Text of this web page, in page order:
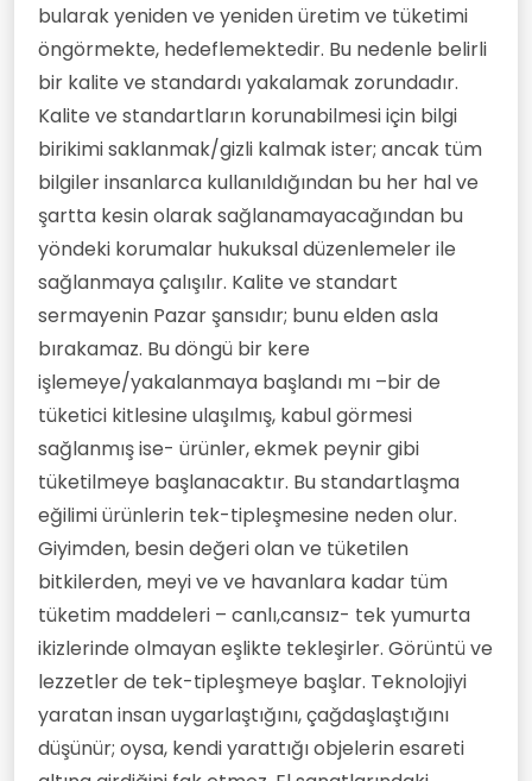
bularak yeniden ve yeniden üretim ve tüketimi
öngörmekte, hedeflemektedir. Bu nedenle belirli
bir kalite ve standardı yakalamak zorundadır.
Kalite ve standartların korunabilmesi için bilgi
birikimi saklanmak/gizli kalmak ister; ancak tüm
bilgiler insanlarca kullanıldığından bu her hal ve
şartta kesin olarak sağlanamayacağından bu
yöndeki korumalar hukuksal düzenlemeler ile
sağlanmaya çalışılır. Kalite ve standart
sermayenin Pazar şansıdır; bunu elden asla
bırakamaz. Bu döngü bir kere
işlemeye/yakalanmaya başlandı mı –bir de
tüketici kitlesine ulaşılmış, kabul görmesi
sağlanmış ise- ürünler, ekmek peynir gibi
tüketilmeye başlanacaktır. Bu standartlaşma
eğilimi ürünlerin tek-tipleşmesine neden olur.
Giyimden, besin değeri olan ve tüketilen
bitkilerden, meyi ve ve havanlara kadar tüm
tüketim maddeleri – canlı,cansız- tek yumurta
ikizlerinde olmayan eşlikte tekleşirler. Görüntü ve
lezzetler de tek-tipleşmeye başlar. Teknolojiyi
yaratan insan uygarlaştığını, çağdaşlaştığını
düşünür; oysa, kendi yarattığı objelerin esareti